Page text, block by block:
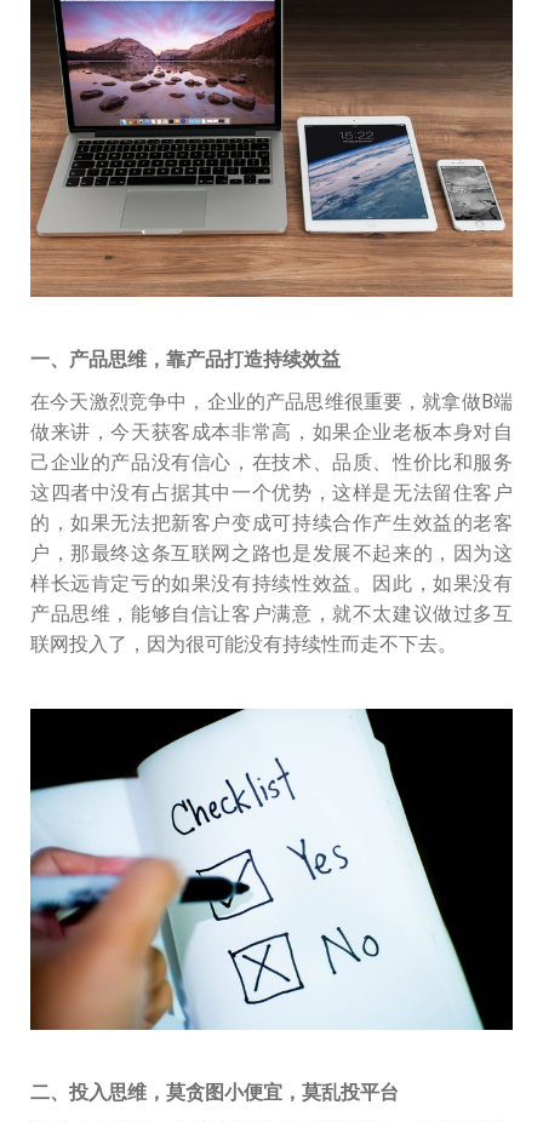
一、产品思维，靠产品打造持续效益
在今天激烈竞争中，企业的产品思维很重要，就拿做B端
做来讲，今天获客成本非常高，如果企业老板本身对自
己企业的产品没有信心，在技术、品质、性价比和服务
这四者中没有占据其中一个优势，这样是无法留住客户
的，如果无法把新客户变成可持续合作产生效益的老客
户，那最终这条互联网之路也是发展不起来的，因为这
样长远肯定亏的如果没有持续性效益。因此，如果没有
产品思维，能够自信让客户满意，就不太建议做过多互
联网投入了，因为很可能没有持续性而走不下去。
二、投入思维，莫贪图小便宜，莫乱投平台